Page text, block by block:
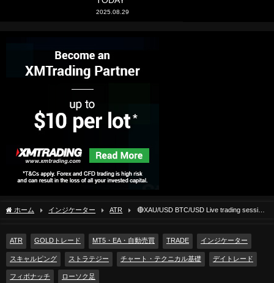
2025.08.29
ホーム インジケーター ATR
🔴XAU/USD BTC/USD Live trading session
ATR GOLDトレード MT5・EA・自動売買 TRADE インジケーター
スキャルピング ストラテジー チャート・テクニカル基礎 デイトレード
フィボナッチ ローソク足